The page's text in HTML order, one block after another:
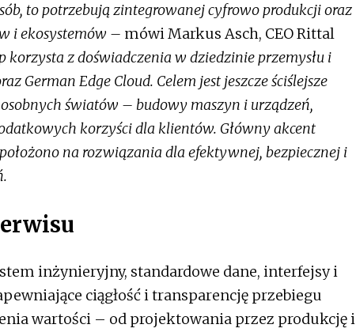
to potrzebują zintegrowanej cyfrowo produkcji oraz
i ekosystemów – mówi Markus Asch, CEO Rittal
korzysta z doświadczenia w dziedzinie przemysłu i
German Edge Cloud. Celem jest jeszcze ściślejsze
światów – budowy maszyn i urządzeń,
korzyści dla klientów. Główny akcent
na rozwiązania dla efektywnej, bezpiecznej i
inżynieryjny, standardowe dane, interfejsy i
ciągłość i transparencję przebiegu
wartości – od projektowania przez produkcję i